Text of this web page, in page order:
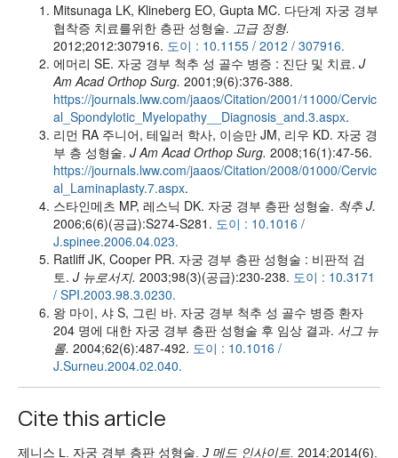
Mitsunaga LK, Klineberg EO, Gupta MC. 다단계 자궁 경부
협착증 치료를위한 층판 성형술. 고급 정형.
2012;2012:307916. 도이 : 10.1155 / 2012 / 307916.
에머리 SE. 자궁 경부 척추 성 골수 병증 : 진단 및 치료. J
Am Acad Orthop Surg. 2001;9(6):376-388.
https://journals.lww.com/jaaos/Citation/2001/11000/Cervic
al_Spondylotic_Myelopathy__Diagnosis_and.3.aspx.
리먼 RA 주니어, 테일러 학사, 이승만 JM, 리우 KD. 자궁 경
부 층 성형술. J Am Acad Orthop Surg. 2008;16(1):47-56.
https://journals.lww.com/jaaos/Citation/2008/01000/Cervic
al_Laminaplasty.7.aspx.
스타인메츠 MP, 레스닉 DK. 자궁 경부 층판 성형술. 척추 J.
2006;6(6)(공급):S274-S281. 도이 : 10.1016 /
J.spinee.2006.04.023.
Ratliff JK, Cooper PR. 자궁 경부 층판 성형술 : 비판적 검
토. J 뉴로서지. 2003;98(3)(공급):230-238. 도이 : 10.3171
/ SPI.2003.98.3.0230.
왕 마이, 샤 S, 그린 바. 자궁 경부 척추 성 골수 병증 환자
204 명에 대한 자궁 경부 층판 성형술 후 임상 결과. 서그 뉴
롤. 2004;62(6):487-492. 도이 : 10.1016 /
J.Surneu.2004.02.040.
Cite this article
제니스 L. 자궁 경부 층판 성형술. J 메드 인사이트. 2014;2014(6).